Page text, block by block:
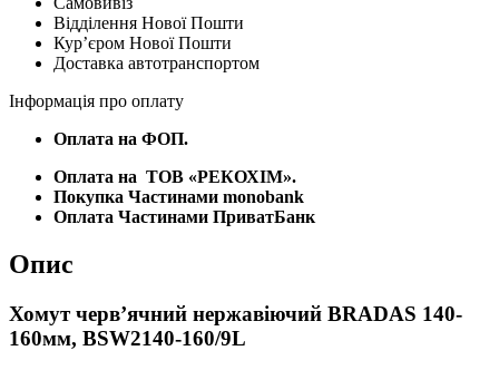
Відділення Нової Пошти
Курʼєром Нової Пошти
Доставка автотранспортом
Інформація про оплату
Оплата на ФОП.
Оплата на ТОВ «РЕКОХІМ».
Покупка Частинами monobank
Оплата Частинами ПриватБанк
Опис
Хомут черв’ячний нержавіючий BRADAS 140-
160мм, BSW2140-160/9L